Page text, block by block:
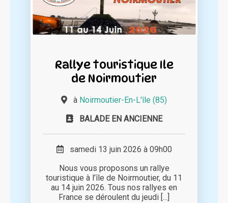
Rallye touristique Ile
de Noirmoutier
à Noirmoutier-En-L'île (85)
BALADE EN ANCIENNE
samedi 13 juin 2026 à 09h00
Nous vous proposons un rallye
touristique à l’île de Noirmoutier, du 11
au 14 juin 2026. Tous nos rallyes en
France se déroulent du jeudi [...]